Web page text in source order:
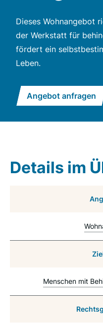
Dieses Wohnangebot
der Werkstatt für
fördert ein
Leben.
Angebot anfragen
Details im
Menschen mit